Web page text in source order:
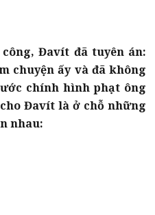
Đavít đã tuyên án:
chuyện ấy và đã không
chính hình phạt ông
Đavít là ở chỗ những
nhau: